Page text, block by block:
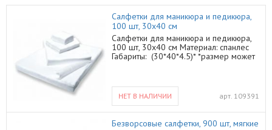
Салфетки для маникюра и педикюра,
100 шт, 30x40 см
Салфетки для маникюра и педикюра,
100 шт, 30x40 см Материал: спанлес
Габариты: (30*40*4.5)* *размер может
НЕТ В НАЛИЧИИ арт. 109391
Безворсовые салфетки, 900 шт, мягкие